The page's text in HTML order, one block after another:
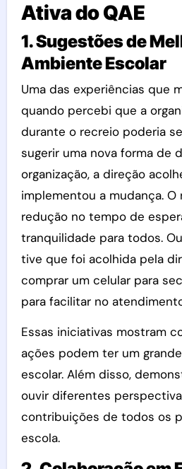
Ativa do QAE
1. Sugestões de
Ambiente Escolar
Uma das experiências que
quando percebi que a
durante o recreio poderia
sugerir uma nova forma de
organização, a direção
implementou a mudança.
redução no tempo de
tranquilidade para todos.
tive que foi acolhida pela
comprar um celular para
para facilitar no
Essas iniciativas mostram
ações podem ter um
escolar. Além disso,
ouvir diferentes
contribuições de todos os
escola.